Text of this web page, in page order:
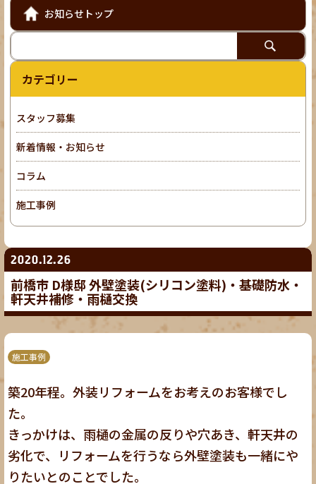
2020.12.26
前橋市 D様邸 外壁塗装(シリコン塗料)・基礎防水・
軒天井補修・雨樋交換
施工事例
築20年程。外装リフォームをお考えのお客様でし
た。
きっかけは、雨樋の金属の反りや穴あき、軒天井の
劣化で、リフォームを行うなら外壁塗装も一緒にや
りたいとのことでした。
お知らせトップ
カテゴリー
スタッフ募集
新着情報・お知らせ
コラム
施工事例